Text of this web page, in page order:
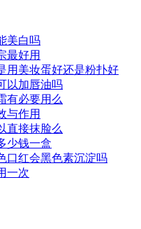
美白吗
最好用
用美妆蛋好还是粉扑好
以加唇油吗
有必要用么
与作用
直接抹脸么
少钱一盒
口红会黑色素沉淀吗
一次